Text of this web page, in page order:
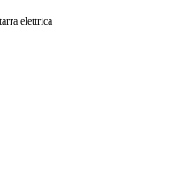
elettrica